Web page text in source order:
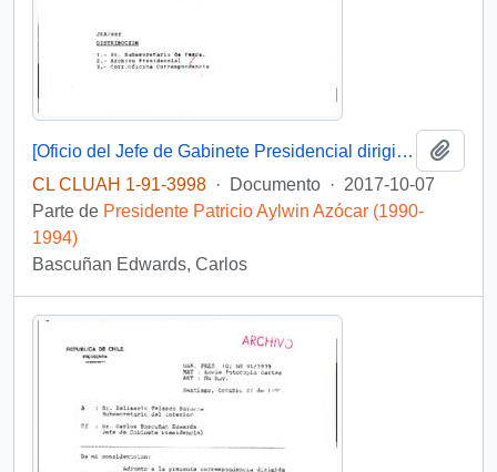
[Oficio del Jefe de Gabinete Presidencial dirigido al Jefe de la Unidad Jurídico Legislativa]
CL CLUAH 1-91-3998 · Documento · 2017-10-07
Parte de Presidente Patricio Aylwin Azócar (1990-
1994)
Bascuñan Edwards, Carlos